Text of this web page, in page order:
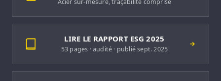
LIRE LE RAPPORT ESG 2025
53 pages · audité · publié sept. 2025